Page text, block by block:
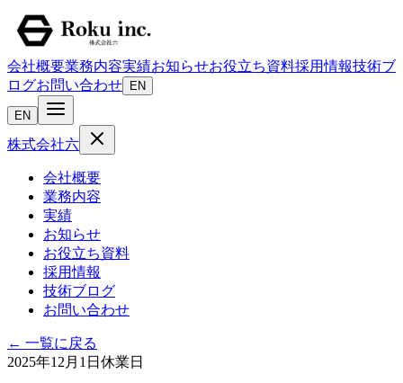
会社概要業務内容実績お知らせお役立ち資料採用情報技術ブ
ログお問い合わせ EN
EN
株式会社六
会社概要
業務内容
実績
お知らせ
お役立ち資料
採用情報
技術ブログ
お問い合わせ
← 一覧に戻る
2025年12月1日 休業日